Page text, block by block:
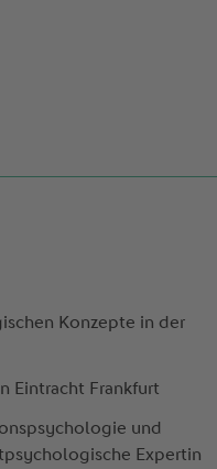
Konzepte in der
Eintracht Frankfurt
und
Expertin